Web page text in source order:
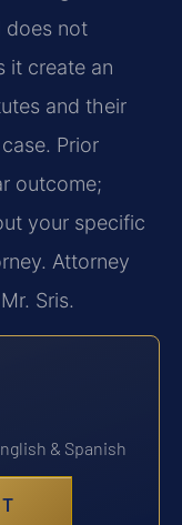
does not
it create an
and their
Prior
outcome;
your specific
Attorney
Sris.
& Spanish